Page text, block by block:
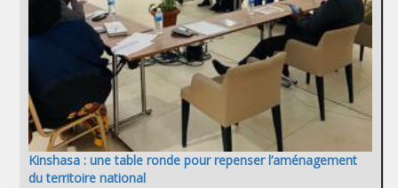
Kinshasa : une table ronde pour repenser l’aménagement
du territoire national